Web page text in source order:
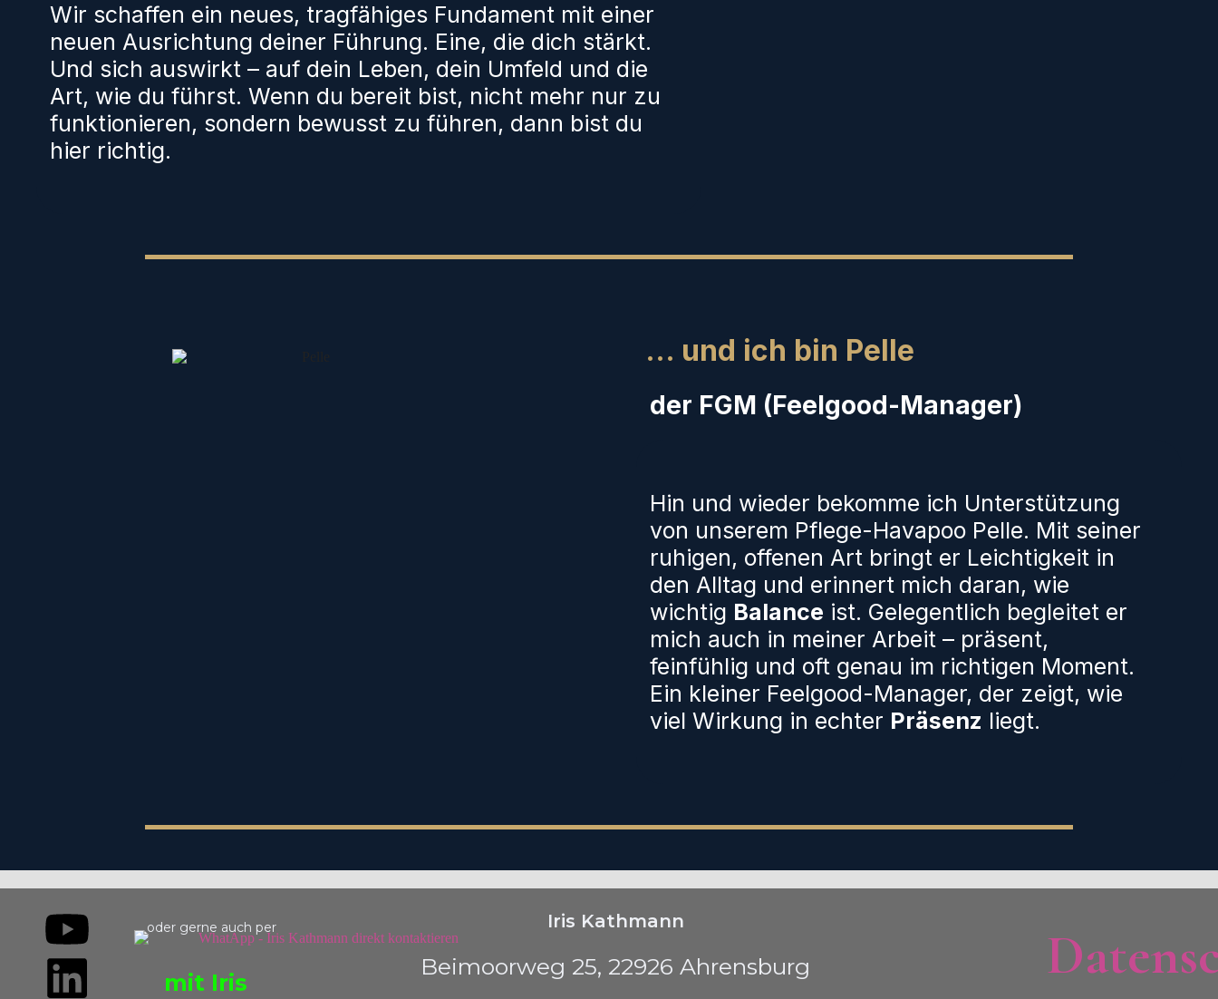
Wir schaffen ein neues, tragfähiges Fundament mit einer
neuen Ausrichtung deiner Führung. Eine, die dich stärkt.
Und sich auswirkt – auf dein Leben, dein Umfeld und die
Art, wie du führst. Wenn du bereit bist, nicht mehr nur zu
funktionieren, sondern bewusst zu führen, dann bist du
hier richtig.
... und ich bin Pelle
der FGM (Feelgood-Manager)
Hin und wieder bekomme ich Unterstützung
von unserem Pflege-Havapoo Pelle. Mit seiner
ruhigen, offenen Art bringt er Leichtigkeit in
den Alltag und erinnert mich daran, wie
wichtig Balance ist. Gelegentlich begleitet er
mich auch in meiner Arbeit – präsent,
feinfühlig und oft genau im richtigen Moment.
Ein kleiner Feelgood-Manager, der zeigt, wie
viel Wirkung in echter Präsenz liegt.
… oder gerne auch per
mit Iris
Iris Kathmann
Beimoorweg 25, 22926 Ahrensburg